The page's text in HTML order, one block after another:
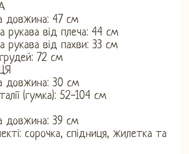
довжина: 47 см
рукава від плеча: 44 см
рукава від пахви: 33 см
72 см
довжина: 30 см
(гумка): 52-104 см
довжина: 39 см
сорочка, спідниця, жилетка та